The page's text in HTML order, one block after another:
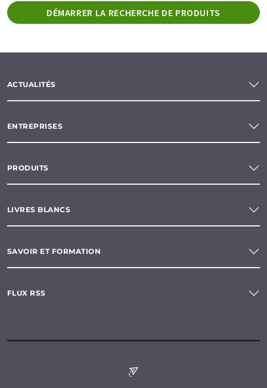
DÉMARRER LA RECHERCHE DE PRODUITS
ACTUALITÉS
ENTREPRISES
PRODUITS
LIVRES BLANCS
SAVOIR ET FORMATION
FLUX RSS